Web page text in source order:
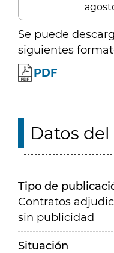
Se puede
siguientes
PDF
Datos
Tipo de
Contratos
sin publicidad
Situación